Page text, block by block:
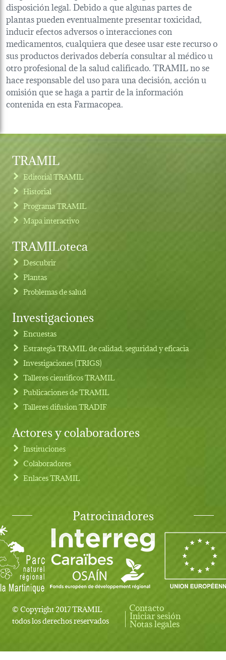
disposición legal. Debido a que algunas partes de
plantas pueden eventualmente presentar toxicidad,
inducir efectos adversos o interacciones con
medicamentos, cualquiera que desee usar este recurso o
sus productos derivados debería consultar al médico u
otro profesional de la salud calificado. TRAMIL no se
hace responsable del uso para una decisión, acción u
omisión que se haga a partir de la información
contenida en esta Farmacopea.
Footer menu
TRAMIL
Editorial TRAMIL
Historial
Programa TRAMIL
Mapa interactivo
TRAMILoteca
Descubrir
Plantas
Problemas de salud
Investigaciones
Encuestas
Estrategia TRAMIL de calidad, seguridad y eficacia
Investigaciones (TRIGS)
Talleres cientificos TRAMIL
Publicaciones de TRAMIL
Talleres difusion TRADIF
Actores y colaboradores
Instituciones
Colaboradores
Enlaces TRAMIL
Patrocinadores
© Copyright 2017 TRAMIL
todos los derechos reservados
User account menu
Contacto
Iniciar sesión
Notas legales